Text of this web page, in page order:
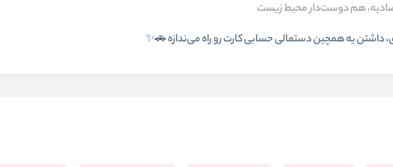
هم دوست‌دار محیط زیست
یه همچین دستمالی حسابی کارت رو راه می‌ندازه 🚗✨